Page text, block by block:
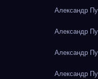
Александр
Александр
Александр
Александр